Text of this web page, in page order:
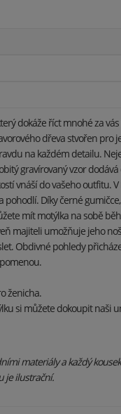
dokáže říct mnohé za vás
dřeva stvořen pro
na každém detailu.
gravírovaný vzor
vnáší do vašeho outfitu.
pohodlí. Díky černé
mít motýlka na sobě
majiteli umožňuje jeho
Obdivné pohledy
ženicha.
si můžete dokoupit naši
materiály a každý
je ilustrační.